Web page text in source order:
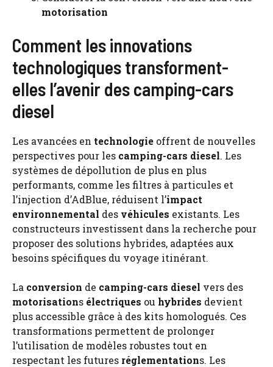
motorisation
Comment les innovations
technologiques transforment-
elles l’avenir des camping-cars
diesel
Les avancées en technologie offrent de nouvelles
perspectives pour les camping-cars diesel. Les
systèmes de dépollution de plus en plus
performants, comme les filtres à particules et
l’injection d’AdBlue, réduisent l’impact
environnemental des véhicules existants. Les
constructeurs investissent dans la recherche pour
proposer des solutions hybrides, adaptées aux
besoins spécifiques du voyage itinérant.
La conversion de camping-cars diesel vers des
motorisations électriques ou hybrides devient
plus accessible grâce à des kits homologués. Ces
transformations permettent de prolonger
l’utilisation de modèles robustes tout en
respectant les futures réglementations. Les